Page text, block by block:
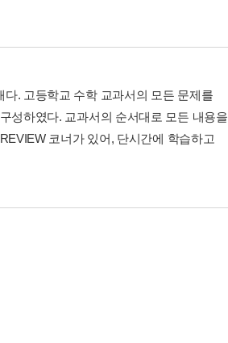
. 고등학교 수학 교과서의 모든 문제를
성하였다. 교과서의 순서대로 모든 내용을
코너가 있어, 단시간에 학습하고